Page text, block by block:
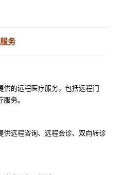
务
供的远程医疗服务，包括远程门
务。
供远程咨询、远程会诊、双向转诊